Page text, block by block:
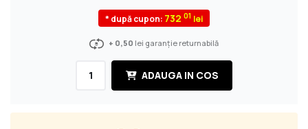
* după cupon: 732 01
+ 0,50 lei garanție returnabilă
ADAUGA IN COS